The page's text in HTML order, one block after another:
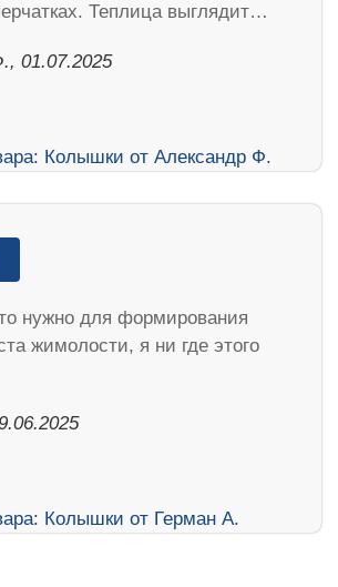
Теплица выглядит…
01.07.2025
нужно для формирования
жимолости, я ни где этого